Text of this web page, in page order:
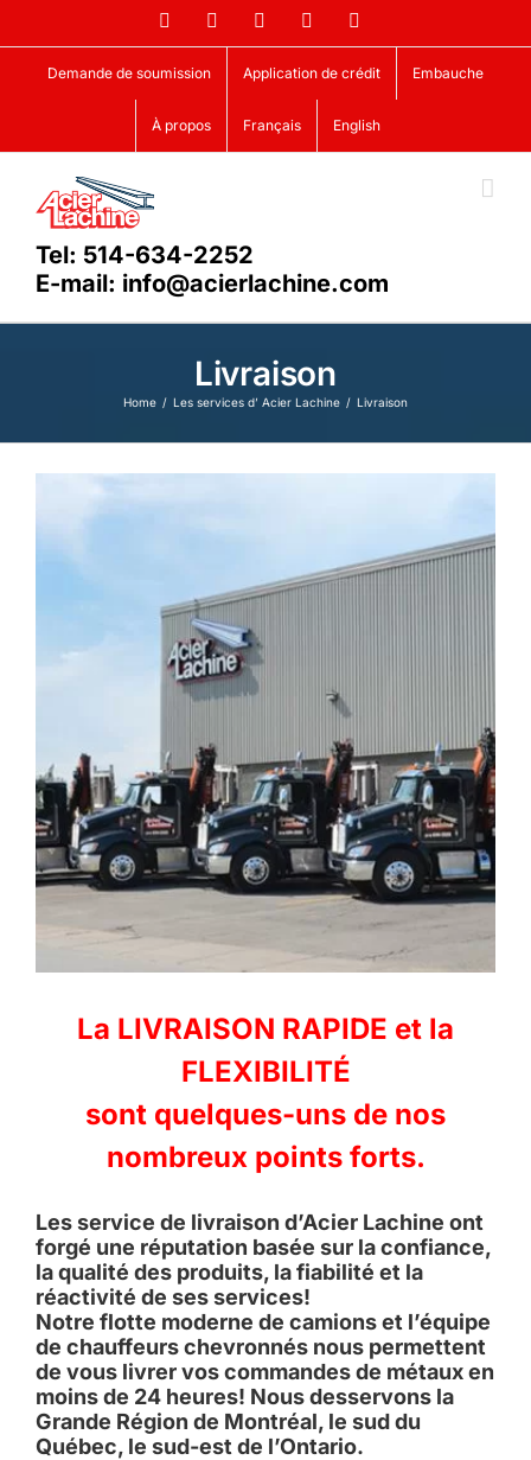
to
content
FacebookLinkedIn YouTube
Demande de soumission Application de crédit Embauche
À propos Français English
Tel: 514-634-2252
E-mail: info@acierlachine.com
Livraison
Home Les services d’ Acier Lachine Livraison
La LIVRAISON RAPIDE et la
FLEXIBILITÉ
sont quelques-uns de nos
nombreux points forts.
Les service de livraison d’Acier Lachine ont
forgé une réputation basée sur la confiance,
la qualité des produits, la fiabilité et la
réactivité de ses services!
Notre flotte moderne de camions et l’équipe
de chauffeurs chevronnés nous permettent
de vous livrer vos commandes de métaux en
moins de 24 heures! Nous desservons la
Grande Région de Montréal, le sud du
Québec, le sud-est de l’Ontario.